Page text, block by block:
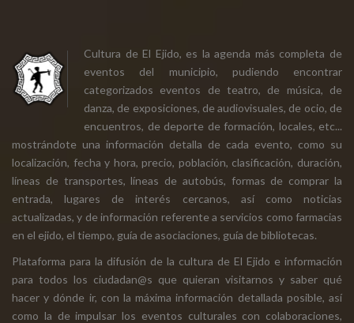
Cultura de El Ejido, es la agenda más completa de
eventos del municipio, pudiendo encontrar
categorizados eventos de teatro, de música, de
danza, de exposiciones, de audiovisuales, de ocio, de
encuentros, de deporte de formación, locales, etc...
mostrándote una información detalla de cada evento, como su
localización, fecha y hora, precio, población, clasificación, duración,
líneas de transportes, líneas de autobús, formas de comprar la
entrada, lugares de interés cercanos, así como noticias
actualizadas, y de información referente a servicios como farmacias
en el ejido, el tiempo, guía de asociaciones, guía de bibliotecas.
Plataforma para la difusión de la cultura de El Ejido e información
para todos los ciudadan@s que quieran visitarnos y saber qué
hacer y dónde ir, con la máxima información detallada posible, así
como la de impulsar los eventos culturales con colaboraciones,